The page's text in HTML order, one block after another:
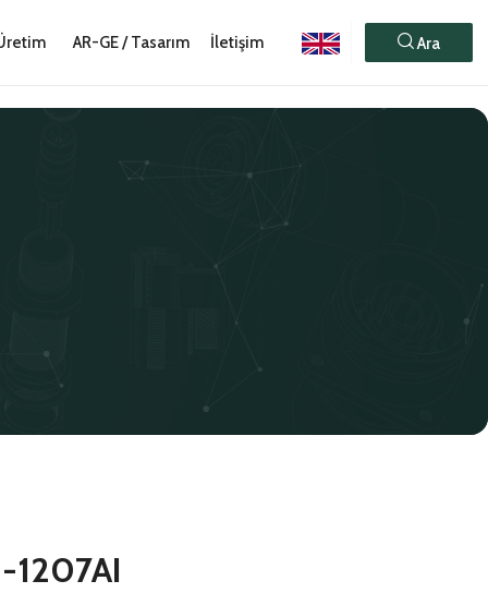
AR-GE / Tasarım İletişim Ara
1207AI